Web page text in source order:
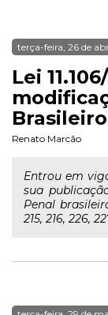
terça-feira, 26 de
Lei
Renato Marcão
Entrou em
sua
Penal
215, 216, 226,